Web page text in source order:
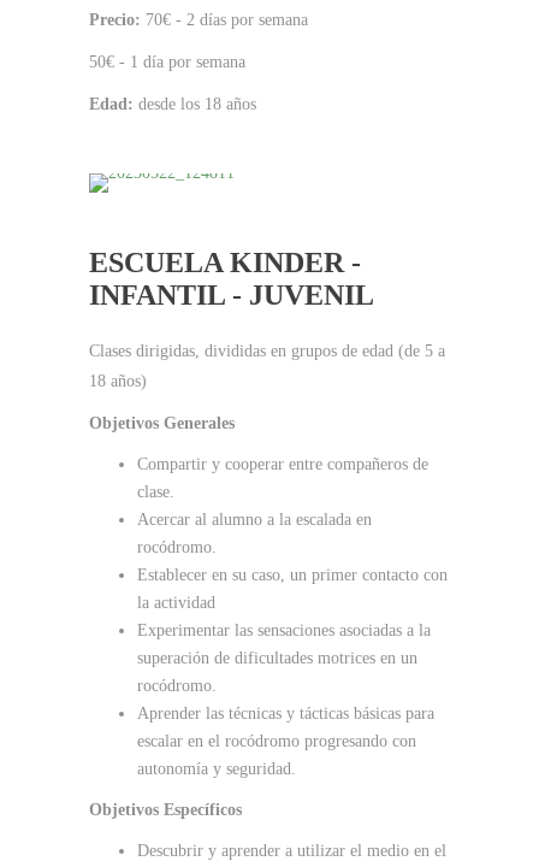
Precio: 70€ - 2 días por semana
50€ - 1 día por semana
Edad: desde los 18 años
ESCUELA KINDER -
INFANTIL - JUVENIL
Clases dirigidas, divididas en grupos de edad (de 5 a
18 años)
Objetivos Generales
Compartir y cooperar entre compañeros de
clase.
Acercar al alumno a la escalada en
rocódromo.
Establecer en su caso, un primer contacto con
la actividad
Experimentar las sensaciones asociadas a la
superación de dificultades motrices en un
rocódromo.
Aprender las técnicas y tácticas básicas para
escalar en el rocódromo progresando con
autonomía y seguridad.
Objetivos Específicos
Descubrir y aprender a utilizar el medio en el